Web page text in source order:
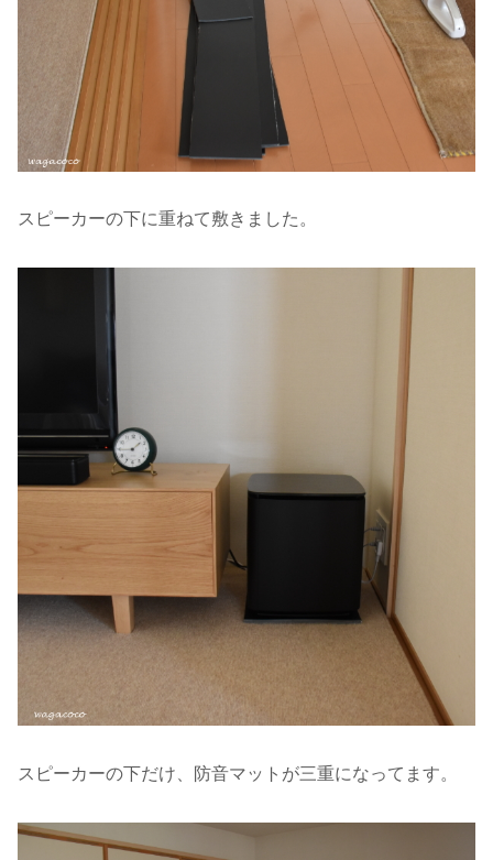
スピーカーの下に重ねて敷きました。
スピーカーの下だけ、防音マットが三重になってます。